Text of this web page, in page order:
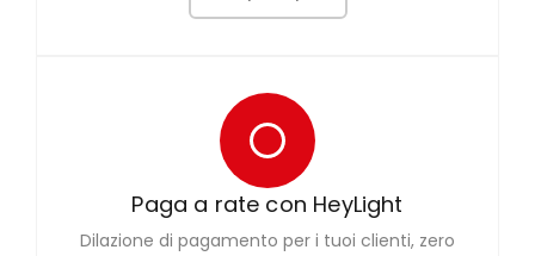
Paga a rate con HeyLight
Dilazione di pagamento per i tuoi clienti, zero